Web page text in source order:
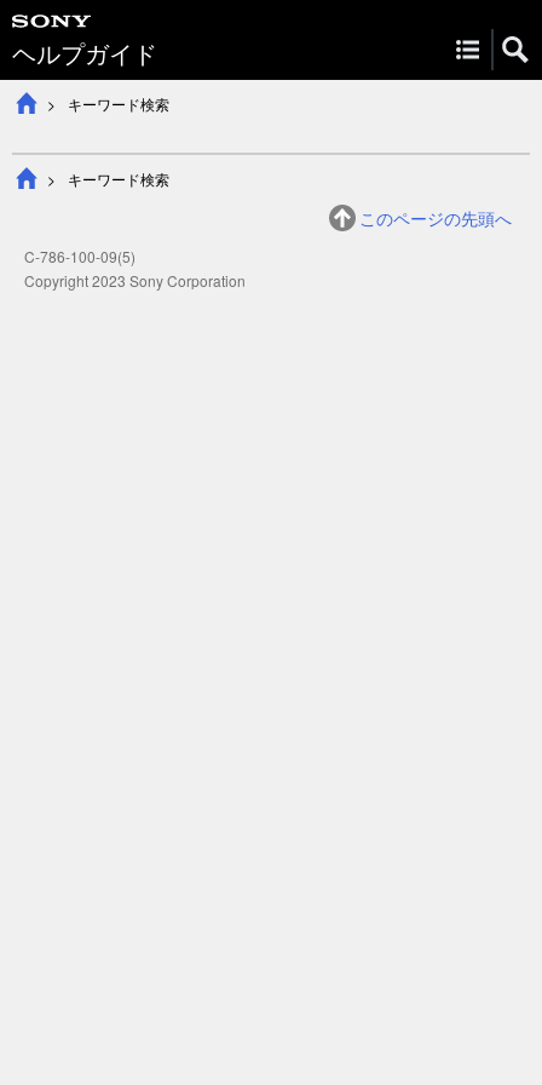
ヘルプガイド
キーワード検索
キーワード検索
このページの先頭へ
C-786-100-09(5)
Copyright 2023 Sony Corporation